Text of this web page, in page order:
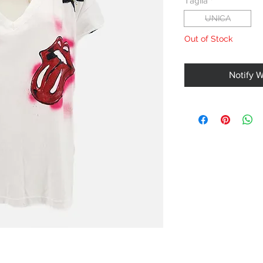
UNICA
Out of Stock
Notify